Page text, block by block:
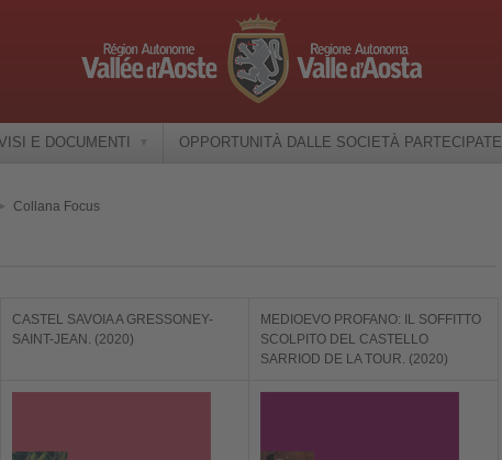
E DOCUMENTI OPPORTUNITÀ DALLE SOCIETÀ PARTECIPATE
Collana Focus
CASTEL SAVOIA A GRESSONEY-
SAINT-JEAN. (2020)
MEDIOEVO PROFANO: IL SOFFITTO
SCOLPITO DEL CASTELLO
SARRIOD DE LA TOUR. (2020)